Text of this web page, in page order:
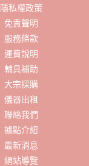
隱私權政策
免責聲明
服務條款
運費說明
輔具補助
大宗採購
儀器出租
聯絡我們
據點介紹
最新消息
網站導覽